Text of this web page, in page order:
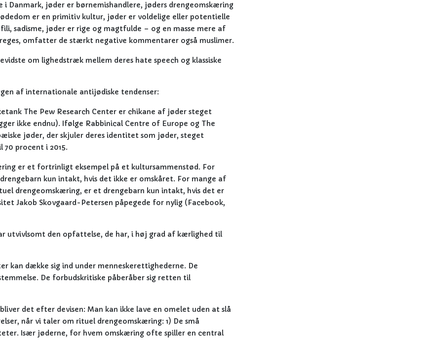
Danmark, jøder er børnemishandlere, jøders drengeomskæring
er en primitiv kultur, jøder er voldelige eller potentielle
sadisme, jøder er rige og magtfulde – og en masse mere af
omfatter de stærkt negative kommentarer også muslimer.
om lighedstræk mellem deres hate speech og klassiske
af internationale antijødiske tendenser:
The Pew Research Center er chikane af jøder steget
ikke endnu). Ifølge Rabbinical Centre of Europe og The
jøder, der skjuler deres identitet som jøder, steget
70 procent i 2015.
er et fortrinligt eksempel på et kultursammenstød. For
kun intakt, hvis det ikke er omskåret. For mange af
drengeomskæring, er et drengebarn kun intakt, hvis det er
Jakob Skovgaard-Petersen påpegede for nylig (Facebook,
utvivlsomt den opfattelse, de har, i høj grad af kærlighed til
kan dække sig ind under menneskerettighederne. De
De forbudskritiske påberåber sig retten til
det efter devisen: Man kan ikke lave en omelet uden at slå
når vi taler om rituel drengeomskæring: 1) De små
Især jøderne, for hvem omskæring ofte spiller en central